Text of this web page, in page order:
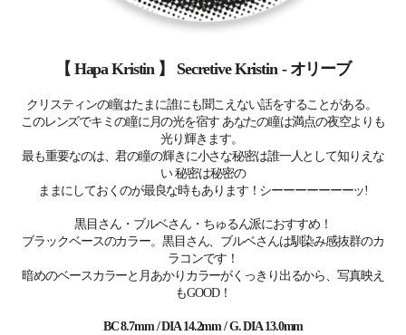
【 Hapa Kristin 】 Secretive Kristin - オリーブ
クリスティンの瞳はたまに誰にも聞こえない話をすることがある。
このレンズでキミの瞳に月の光を宿す あなたの瞳は満点の夜空よりも
光り輝きます。
最も重要なのは、君の瞳の輝きに小さな秘密は誰一人として知りえな
い 秘密は秘密の
ままにしておくのが最良な時もあります！シーーーーーーーッ!
黒目さん・ブルベさん・ちゅるん派におすすめ！
ブラックベースのカラー。黒目さん、ブルベさんは馴染み感抜群のカ
ラコンです！
暗めのベースカラーと月あかりカラーがくっきり出るから、写真映え
もGOOD！
BC 8.7mm / DIA 14.2mm / G. DIA 13.0mm